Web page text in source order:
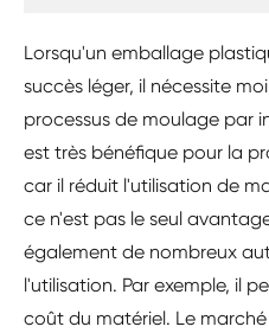
Lorsqu'un emballage
succès léger, il nécessite
processus de moulage par
est très bénéfique pour la
car il réduit l'utilisation de
ce n'est pas le seul
également de nombreux
l'utilisation. Par exemple, il
coût du matériel. Le